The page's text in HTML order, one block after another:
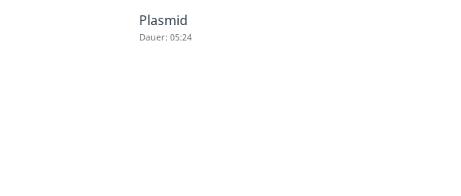
Plasmid
Dauer: 05:24